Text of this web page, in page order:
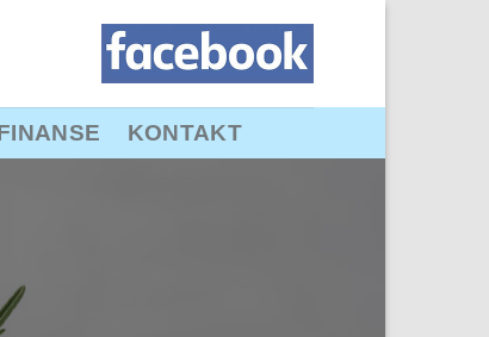
KONTAKT